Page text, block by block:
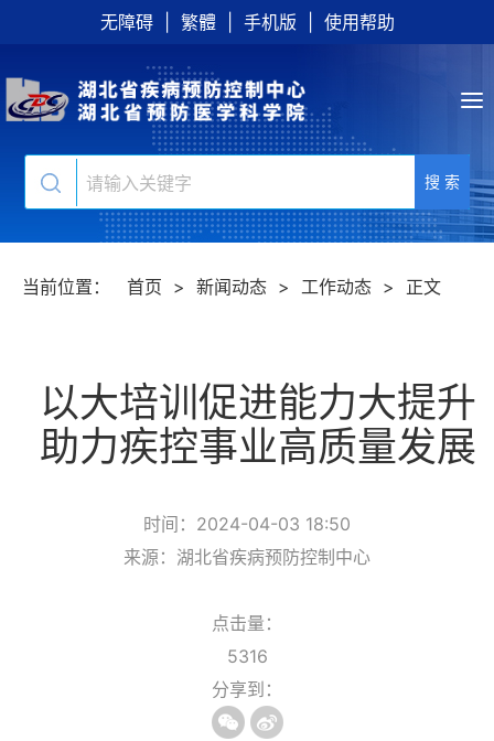
无障碍 繁體 手机版 使用帮助
搜 索
当前位置： 首页 > 新闻动态 > 工作动态 > 正文
以大培训促进能力大提升​
助力疾控事业高质量发展
时间：2024-04-03 18:50
来源：湖北省疾病预防控制中心
点击量：
5316
分享到：